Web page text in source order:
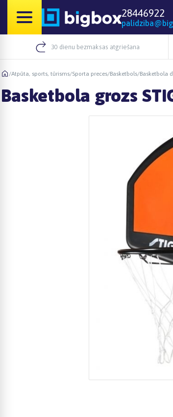
28446922
30 dienu bezmaksas atgriešana
/Atpūta, sports, tūrisms/Sporta preces/Basketbols/Basketbola
Basketbola grozs